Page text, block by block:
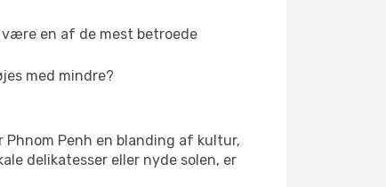
en af de mest betroede
med mindre?
Penh en blanding af kultur,
delikatesser eller nyde solen, er